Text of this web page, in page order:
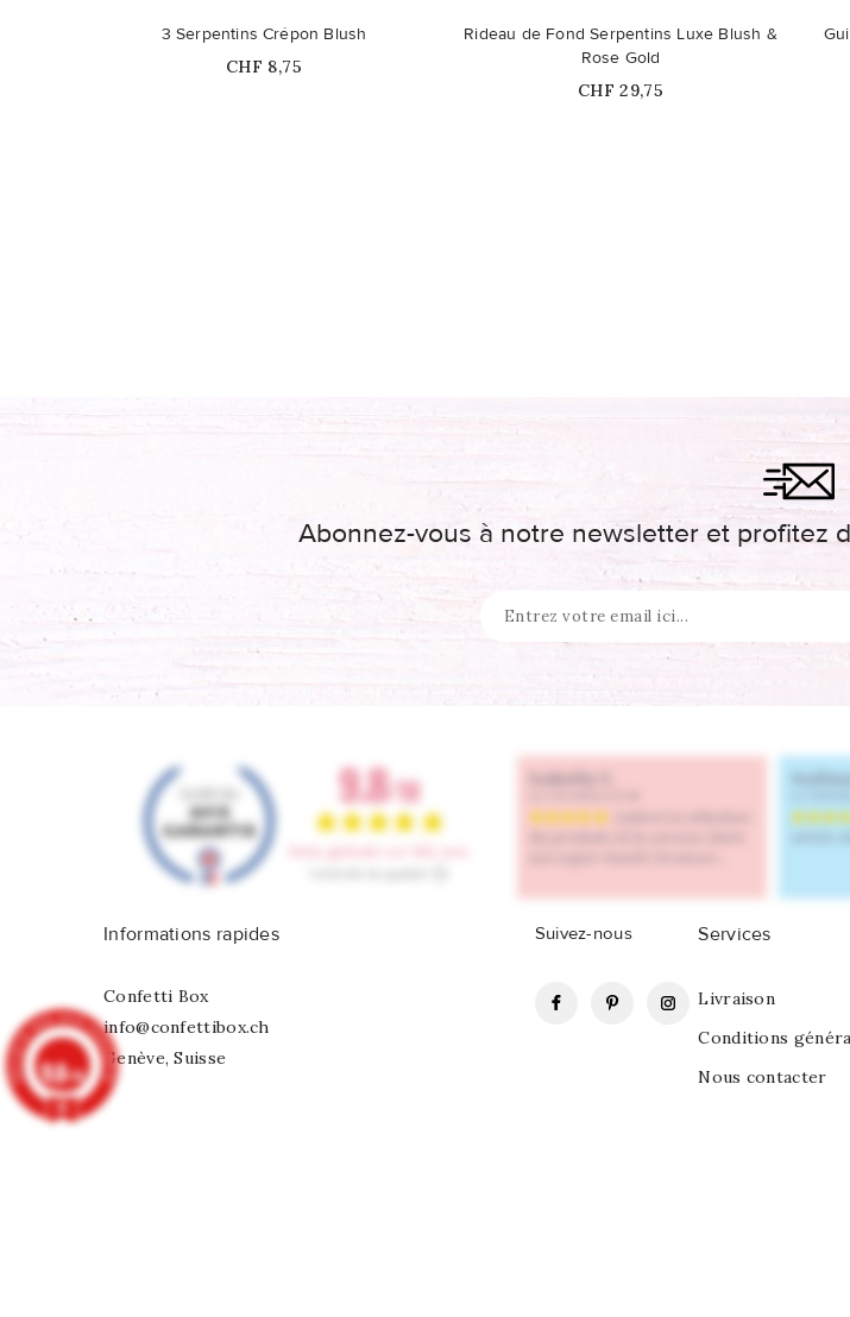
3 Serpentins Crépon Blush
Prix
CHF 8,75
Rideau de Fond Serpentins Luxe Blush &
Rose Gold
Prix
CHF 29,75
Abonnez-vous à notre newsletter et profitez
Informations rapides
Confetti Box
info@confettibox.ch
Genève, Suisse
Suivez-nous
FacebookPinterestInstagram
Services
Livraison
Conditions
Nous contacter
9.8/10
902 avis